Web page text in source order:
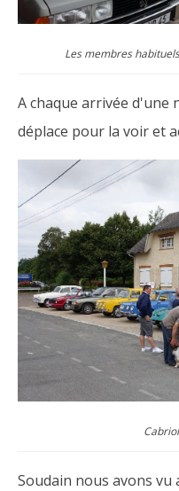
Les membres
A chaque arrivée d'une
déplace pour la voir et
Soudain nous avons